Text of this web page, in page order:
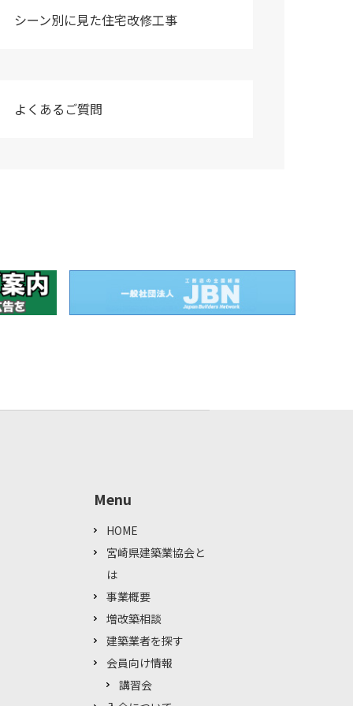
シーン別に見た住宅改修工事
よくあるご質問
Menu
HOME
宮崎県建築業協会と
は
事業概要
増改築相談
建築業者を探す
会員向け情報
講習会